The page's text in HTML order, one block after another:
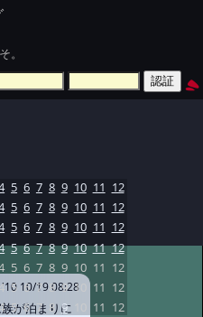
。
'10 10/19 08:28
が泊まりに
5 6 7 8 9 10 11 12
5 6 7 8 9 10 11 12
5 6 7 8 9 10 11 12
5 6 7 8 9 10 11 12
5 6 7 8 9 10 11 12
4 5 6 7 8 9 10 11 12
5 6 7 8 9 11 12